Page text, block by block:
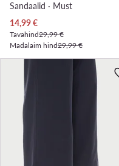
Sandaalid · Must
Praegune hind
14,99€
Tavahind29,99 €
Madalaim hind29,99 €